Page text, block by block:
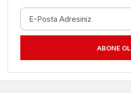
ABONE OL